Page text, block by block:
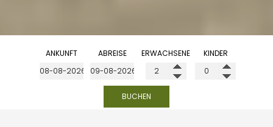
ANKUNFT ABREISE ERWACHSENE KINDER
BUCHEN